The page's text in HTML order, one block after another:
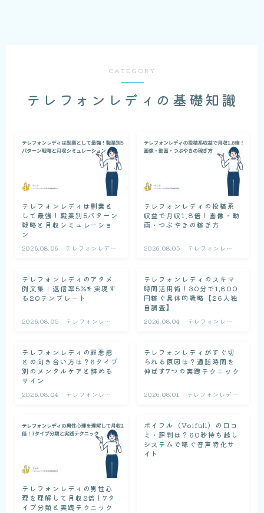
CATEGORY
テレフォンレディの基礎知識
テレフォンレディは副業と
して最強！職業別5パターン
戦略と月収シミュレーショ
ン
2026.08.06
テレフォンレディ
テレフォンレディの投稿系
収益で月収1.8倍！画像・動
画・つぶやきの稼ぎ方
2026.08.05
テレフォンレデ
テレフォンレディのアタメ
例文集｜返信率5%を実現す
る20テンプレート
2026.08.05
テレフォンレデ
テレフォンレディのスキマ
時間活用術！30分で1,800
円稼ぐ具体的戦略【26人独
自調査】
2026.08.04
テレフォンレデ
テレフォンレディの罪悪感
との向き合い方は？6タイプ
別のメンタルケアと辞める
サイン
2026.08.04
テレフォンレデ
テレフォンレディがすぐ切
られる原因は？通話時間を
伸ばす7つの実践テクニック
2026.08.01
テレフォンレディ
テレフォンレディの男性心
理を理解して月収2倍！7タ
イプ分類と実践テクニック
ボイフル（Voifull）の口コ
ミ・評判は？60秒持ち越し
システムで稼ぐ音声特化サ
イト